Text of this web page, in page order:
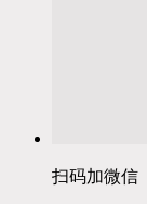
扫码加微信